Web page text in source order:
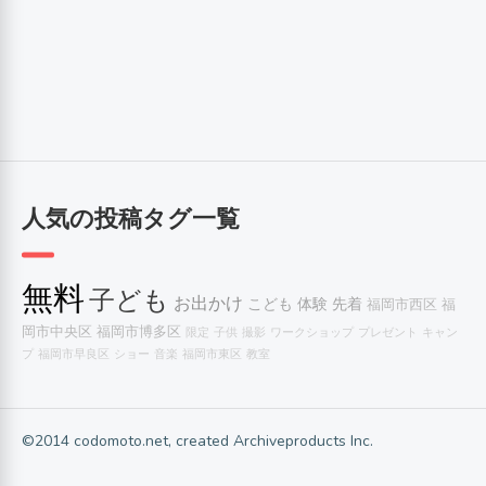
人気の投稿タグ一覧
無料子ども お出かけ こども 体験 先着 福岡市西区 福
岡市中央区 福岡市博多区 限定 子供 撮影 ワークショップ プレゼント キャン
プ 福岡市早良区 ショー 音楽 福岡市東区 教室
©2014 codomoto.net, created Archiveproducts Inc.